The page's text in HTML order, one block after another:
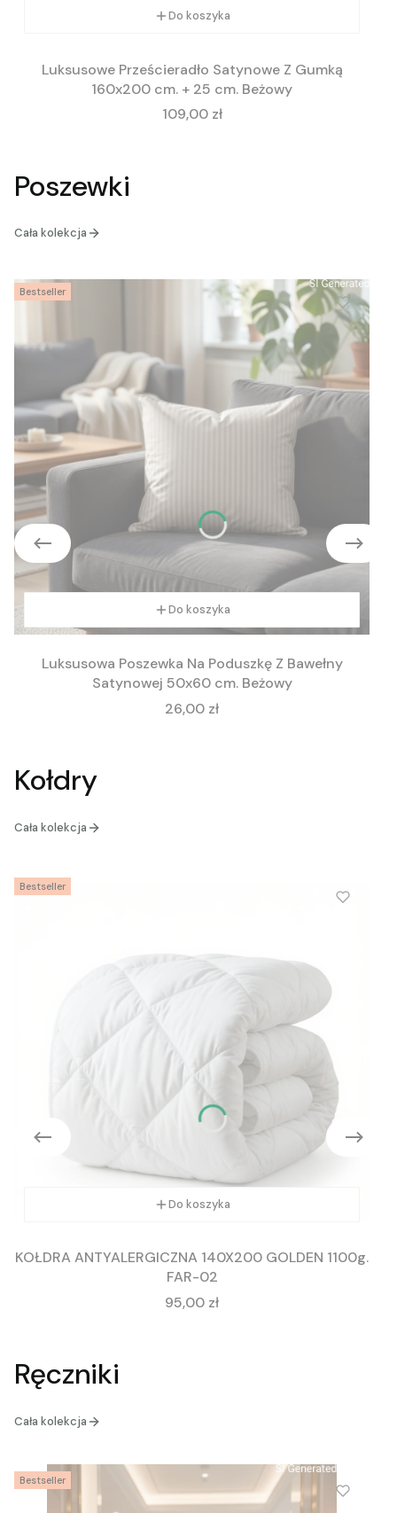
Do koszyka
Luksusowe Prześcieradło Satynowe Z Gumką
160x200 cm. + 25 cm. Beżowy
Cena
109,00 zł
Poszewki
Cała kolekcja
Bestseller
Do koszyka
Luksusowa Poszewka Na Poduszkę Z Bawełny
Satynowej 50x60 cm. Beżowy
Cena
26,00 zł
Kołdry
Cała kolekcja
Bestseller
Do koszyka
KOŁDRA ANTYALERGICZNA 140X200 GOLDEN 1100g.
FAR-02
Cena
95,00 zł
Ręczniki
Cała kolekcja
Bestseller